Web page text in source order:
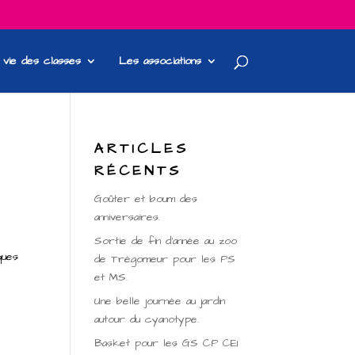
des classes Les associations
ARTICLES
RÉCENTS
Goûter et boum des
anniversaires.
Sortie de fin d’année au zoo
de Trégomeur pour les PS
et MS.
Une belle journée au jardin
autour du cyanotype.
Basket pour les GS CP CE1